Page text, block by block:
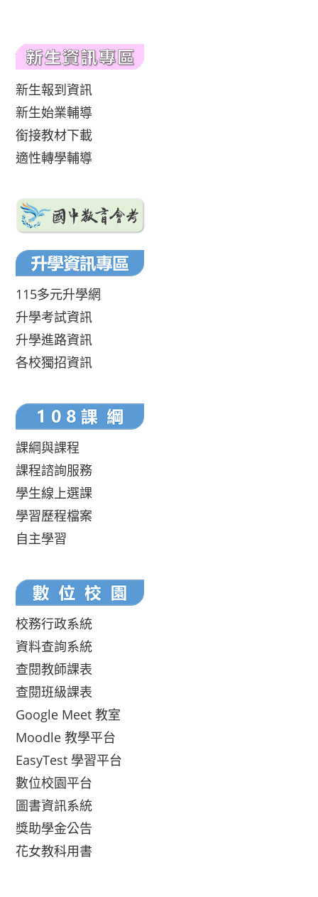
新生報到資訊
新生始業輔導
銜接教材下載
適性轉學輔導
115多元升學網
升學考試資訊
升學進路資訊
各校獨招資訊
課綱與課程
課程諮詢服務
學生線上選課
學習歷程檔案
自主學習
校務行政系統
資料查詢系統
查閱教師課表
查閱班級課表
Google Meet 教室
Moodle 教學平台
EasyTest 學習平台
數位校園平台
圖書資訊系統
獎助學金公告
花女教科用書